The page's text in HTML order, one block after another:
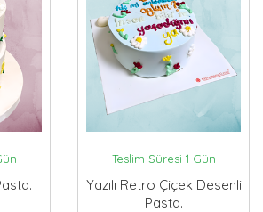
Teslim Süresi 1 Gün
Yazılı Retro Çiçek Desenli
Pasta.